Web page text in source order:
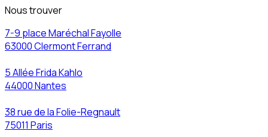
Nous trouver
7-9 place Maréchal Fayolle
63000 Clermont Ferrand
5 Allée Frida Kahlo
44000 Nantes
38 rue de la Folie-Regnault
75011 Paris